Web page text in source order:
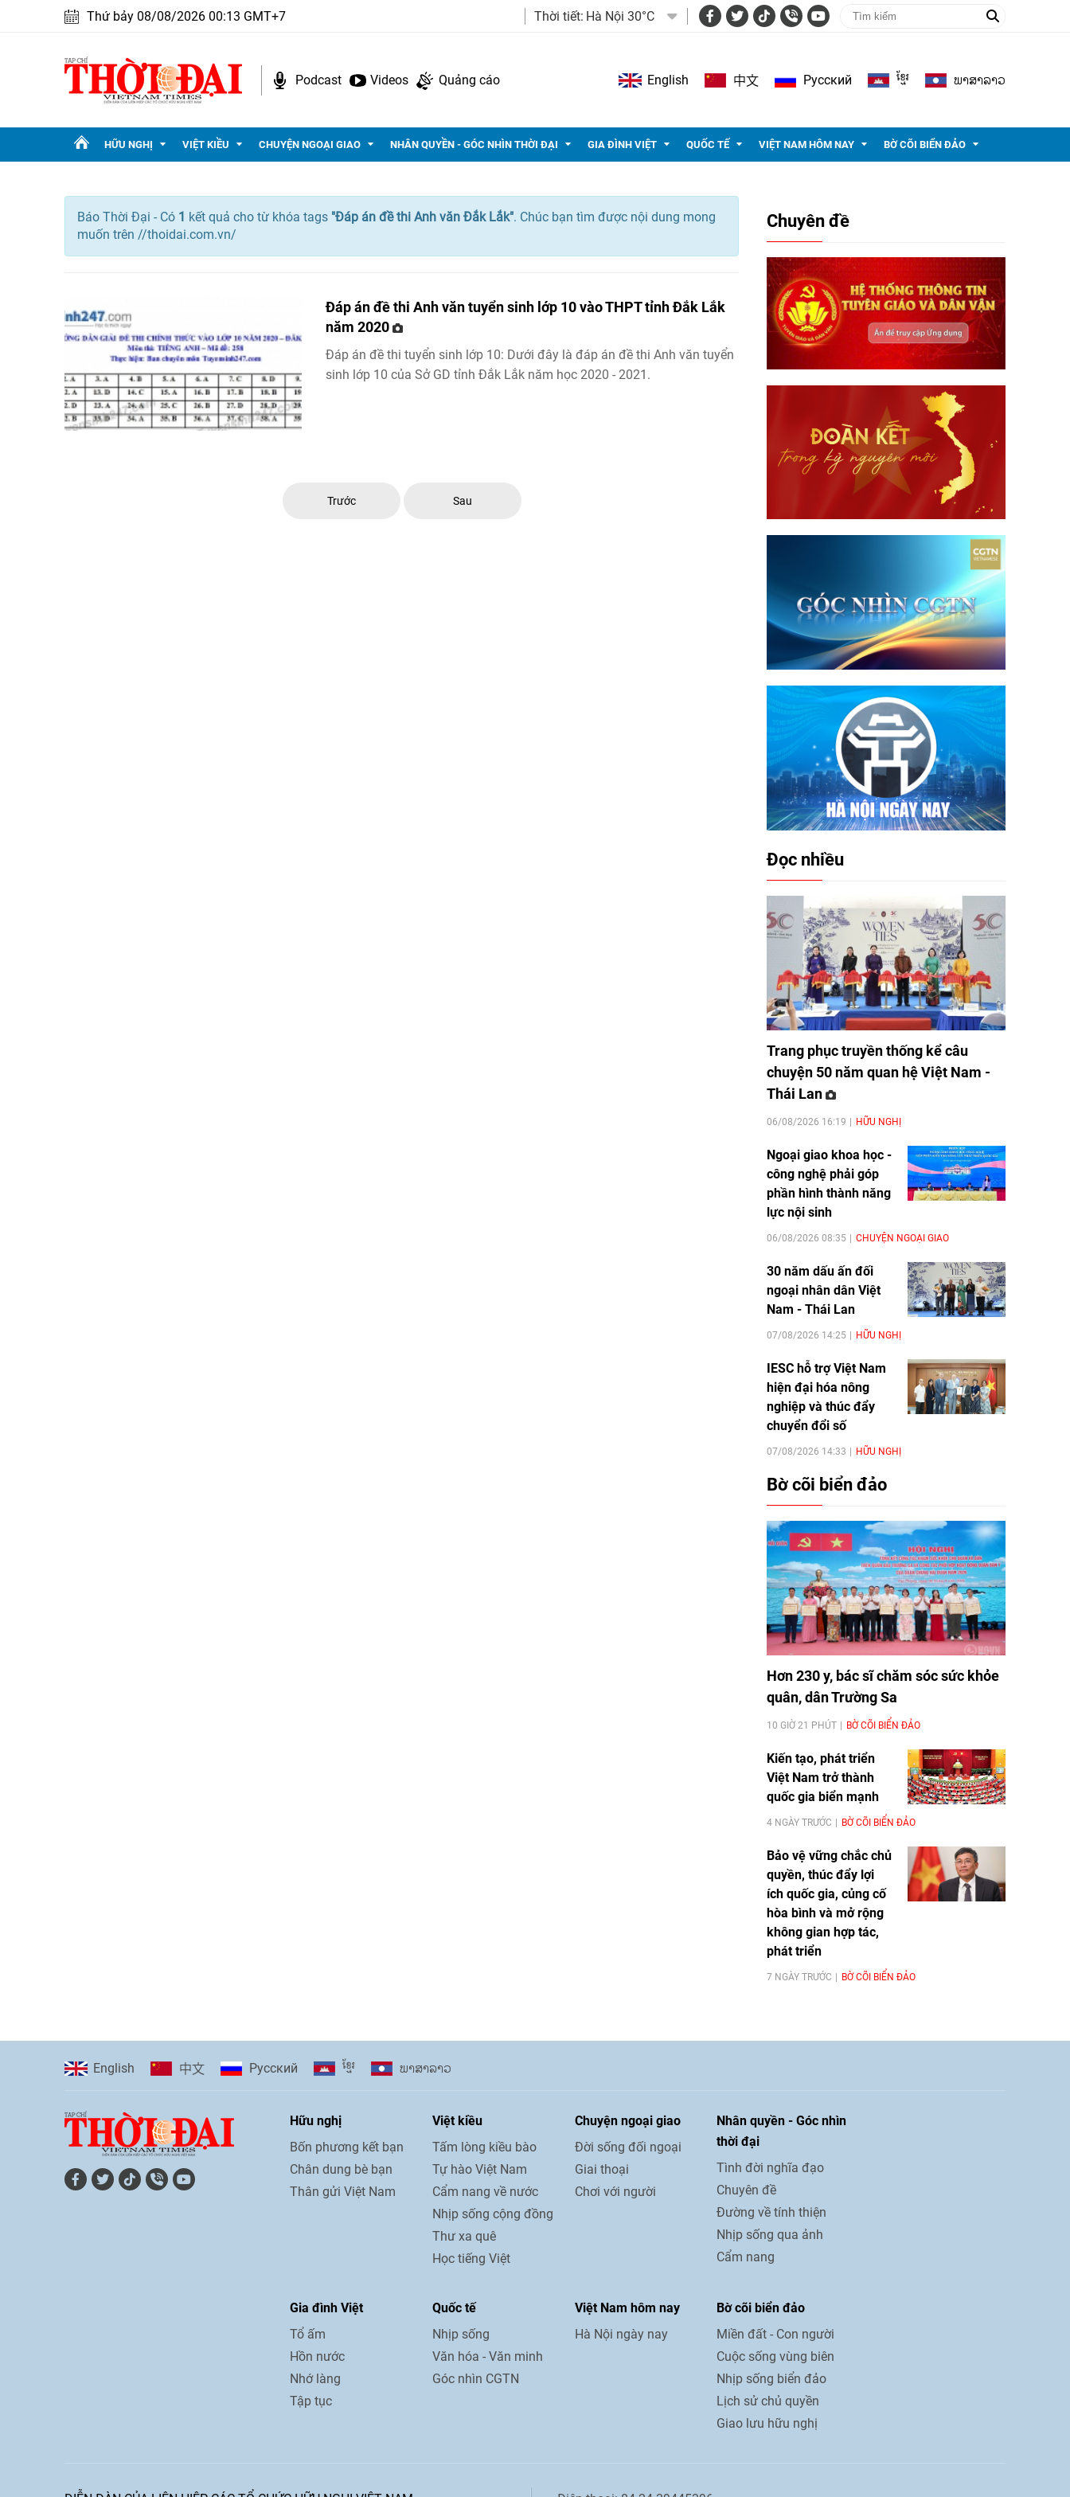
Thứ bảy 08/08/2026 00:13 GMT+7 Thời tiết: Hà Nội 30°C
Podcast Videos Quảng cáo English 中文 Pусский ខ្មែរ ພາ​ສາ​ລາວ
HỮU NGHỊ VIỆT KIỀU CHUYỆN NGOẠI GIAO NHÂN QUYỀN - GÓC NHÌN THỜI ĐẠI GIA ĐÌNH VIỆT QUỐC TẾ VIỆT NAM HÔM NAY BỜ CÕI BIỂN ĐẢO
Báo Thời Đại - Có 1 kết quả cho từ khóa tags "Đáp án đề thi Anh văn Đắk Lắk". Chúc bạn tìm được nội dung mong
muốn trên //thoidai.com.vn/
Đáp án đề thi Anh văn tuyển sinh lớp 10 vào THPT tỉnh Đắk Lắk
năm 2020
Đáp án đề thi tuyển sinh lớp 10: Dưới đây là đáp án đề thi Anh văn tuyển
sinh lớp 10 của Sở GD tỉnh Đắk Lắk năm học 2020 - 2021.
Trước Sau
Chuyên đề
Đọc nhiều
Trang phục truyền thống kể câu
chuyện 50 năm quan hệ Việt Nam -
Thái Lan
06/08/2026 16:19 HỮU NGHỊ
Ngoại giao khoa học -
công nghệ phải góp
phần hình thành năng
lực nội sinh
06/08/2026 08:35 CHUYỆN NGOẠI GIAO
30 năm dấu ấn đối
ngoại nhân dân Việt
Nam - Thái Lan
07/08/2026 14:25 HỮU NGHỊ
IESC hỗ trợ Việt Nam
hiện đại hóa nông
nghiệp và thúc đẩy
chuyển đổi số
07/08/2026 14:33 HỮU NGHỊ
Bờ cõi biển đảo
Hơn 230 y, bác sĩ chăm sóc sức khỏe
quân, dân Trường Sa
10 GIỜ 21 PHÚT BỜ CÕI BIỂN ĐẢO
Kiến tạo, phát triển
Việt Nam trở thành
quốc gia biển mạnh
4 NGÀY TRƯỚC BỜ CÕI BIỂN ĐẢO
Bảo vệ vững chắc chủ
quyền, thúc đẩy lợi
ích quốc gia, củng cố
hòa bình và mở rộng
không gian hợp tác,
phát triển
7 NGÀY TRƯỚC BỜ CÕI BIỂN ĐẢO
English 中文 Pусский ខ្មែរ ພາ​ສາ​ລາວ
Hữu nghị
Bốn phương kết bạn
Chân dung bè bạn
Thân gửi Việt Nam
Việt kiều
Tấm lòng kiều bào
Tự hào Việt Nam
Cẩm nang về nước
Nhịp sống cộng đồng
Thư xa quê
Học tiếng Việt
Chuyện ngoại giao
Đời sống đối ngoại
Giai thoại
Chơi với người
Nhân quyền - Góc nhìn
thời đại
Tình đời nghĩa đạo
Chuyên đề
Đường về tính thiện
Nhịp sống qua ảnh
Cẩm nang
Gia đình Việt
Tổ ấm
Hồn nước
Nhớ làng
Tập tục
Quốc tế
Nhịp sống
Văn hóa - Văn minh
Góc nhìn CGTN
Việt Nam hôm nay
Hà Nội ngày nay
Bờ cõi biển đảo
Miền đất - Con người
Cuộc sống vùng biên
Nhịp sống biển đảo
Lịch sử chủ quyền
Giao lưu hữu nghị